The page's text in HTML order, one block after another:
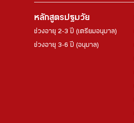
หลักสูตรปฐมวัย
ช่วงอายุ 2-3 ปี (เตรียมอนุบาล)
ช่วงอายุ 3-6 ปี (อนุบาล)